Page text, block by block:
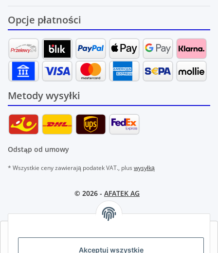
Akceptuj wszystkie
Opcje płatności
Metody wysyłki
Odstąp od umowy
* Wszystkie ceny zawierają podatek VAT., plus wysyłką
© 2026 - AFATEK AG
AFATEK INTERNATIONAL – WYBIERZ REGION I JĘZYK | SELECT